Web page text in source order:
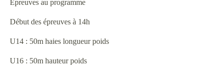
Epreuves au programme
Début des épreuves à 14h
U14 : 50m haies longueur poids
U16 : 50m hauteur poids